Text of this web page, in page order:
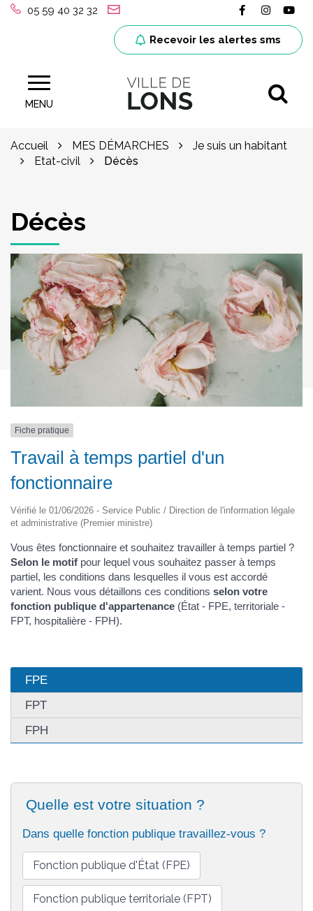
Gestion des traceurs
05 59 40 32 32 Lien vers le
Lien
Recevoir les alertes sms
MENU Site officiel de la ville de Lons (64)
Accueil MES DÉMARCHES
Je suis un habitant
Etat-civil
Décès
Décès
Fiche pratique
Travail à temps partiel d'un
fonctionnaire
Vérifié le 01/06/2026 - Service Public / Direction de l'information légale
et administrative (Premier ministre)
Vous êtes fonctionnaire et souhaitez travailler à temps partiel ?
Selon le motif pour lequel vous souhaitez passer à temps
partiel, les conditions dans lesquelles il vous est accordé
varient. Nous vous détaillons ces conditions selon votre
fonction publique d'appartenance (État - FPE, territoriale -
FPT, hospitalière - FPH).
FPE
FPT
FPH
Quelle est votre situation ?
Dans quelle fonction publique travaillez-vous ?
Fonction publique d'État (FPE)
Fonction publique territoriale (FPT)